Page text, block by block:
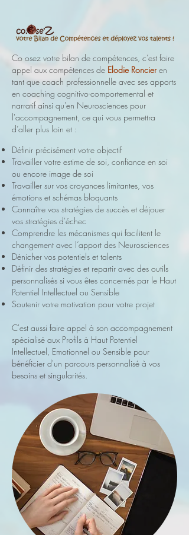
Co osez votre bilan de compétences, c’est faire
appel aux compétences de Elodie Roncieren
tant que coach professionnelle avec ses apports
en coaching cognitivo-comportemental et
narratif ainsi qu'en Neurosciences pour
l'accompagnement, ce qui vous permettra
d’aller plus loin et :
Définir précisément votre objectif
Travailler votre estime de soi, confiance en soi
ou encore image de soi
Travailler sur vos croyances limitantes, vos
émotions et schémas bloquants
Connaître vos stratégies de succès et déjouer
vos stratégies d'échec
Comprendre les mécanismes qui facilitent le
changement avec l’apport des Neurosciences
Dénicher vos potentiels et talents
Définir des stratégies et repartir avec des outils
personnalisés si vous êtes concernés par le Haut
Potentiel Intellectuel ou Sensible
Soutenir votre motivation pour votre projet
C'est aussi faire appel à son accompagnement
spécialisé aux Profils à Haut Potentiel
Intellectuel, Emotionnel ou Sensible pour
bénéficier d'un parcours personnalisé à vos
besoins et singularités.